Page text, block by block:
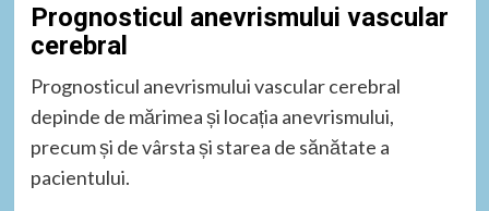
Prognosticul anevrismului vascular
cerebral
Prognosticul anevrismului vascular cerebral
depinde de mărimea și locația anevrismului,
precum și de vârsta și starea de sănătate a
pacientului.